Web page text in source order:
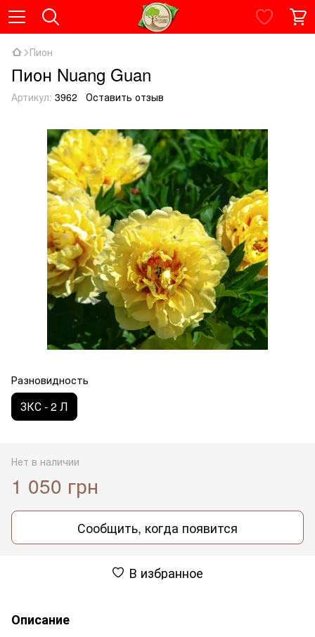
Пион
Пион Nuang Guan
Артикул: 3962 Оставить отзыв
Разновидность
ЗКС - 2 Л
Нет в наличии
1 050 грн
Сообщить, когда появится
В избранное
Описание